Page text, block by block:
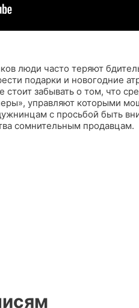
люди часто теряют
подарки и новогодние
забывать о том, что
управляют которыми
с просьбой быть
сомнительным продавцам.